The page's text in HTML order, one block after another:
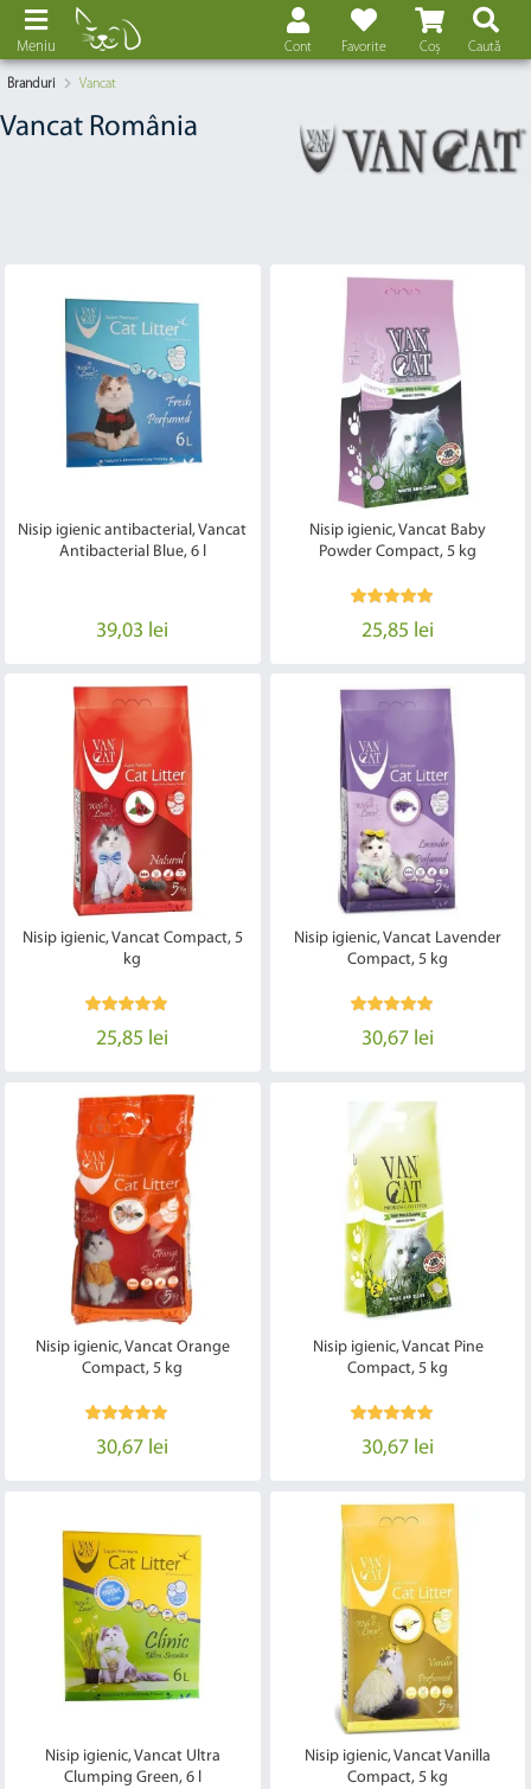
Coș
Favorite
Cont Caută
Meniu
Branduri Vancat
Vancat România
Nisip igienic antibacterial, Vancat
Antibacterial Blue, 6 l
39,03 lei
Nisip igienic, Vancat Baby
Powder Compact, 5 kg
25,85 lei
Nisip igienic, Vancat Compact, 5
kg
25,85 lei
Nisip igienic, Vancat Lavender
Compact, 5 kg
30,67 lei
Nisip igienic, Vancat Orange
Compact, 5 kg
30,67 lei
Nisip igienic, Vancat Pine
Compact, 5 kg
30,67 lei
Nisip igienic, Vancat Ultra
Clumping Green, 6 l
Nisip igienic, Vancat Vanilla
Compact, 5 kg